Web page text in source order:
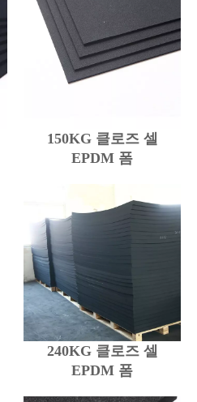
150KG 클로즈 셀
EPDM 폼
240KG 클로즈 셀
EPDM 폼